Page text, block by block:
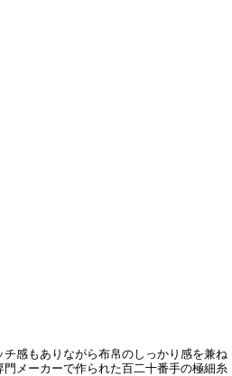
感もありながら布帛のしっかり感を兼ね
メーカーで作られた百二十番手の極細糸